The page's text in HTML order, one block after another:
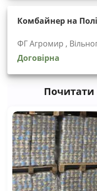
Комбайнер на
ФГ Агромир ,
Договірна
Почитати